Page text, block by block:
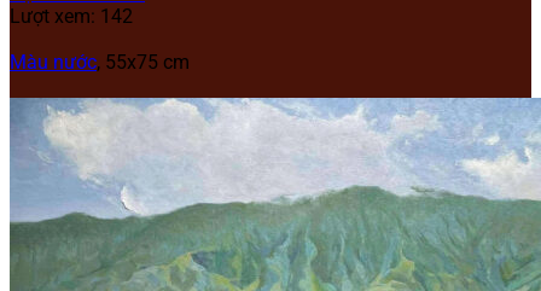
Lượt xem: 142
Màu nước, 55x75 cm